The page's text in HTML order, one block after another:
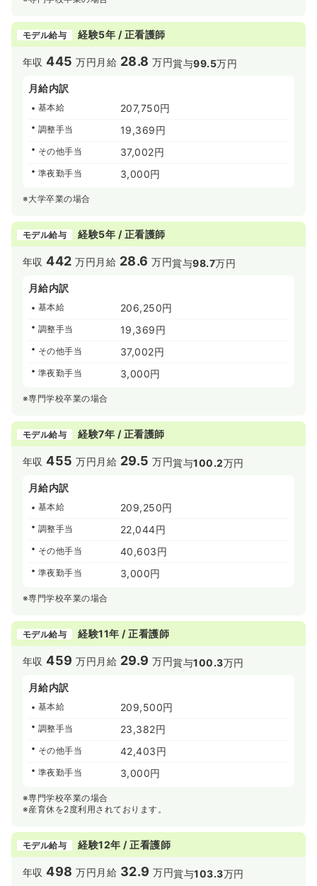
モデル給与 経験5年 / 正看護師
年収445 万円 月給 28.8 万円賞与99.5万円
月給内訳
基本給 207,750円
調整手当 19,369円
その他手当 37,002円
準夜勤手当 3,000円
※大学卒業の場合
モデル給与 経験5年 / 正看護師
年収442 万円 月給 28.6 万円賞与98.7万円
月給内訳
基本給 206,250円
調整手当 19,369円
その他手当 37,002円
準夜勤手当 3,000円
※専門学校卒業の場合
モデル給与 経験7年 / 正看護師
年収455 万円 月給 29.5 万円賞与100.2万円
月給内訳
基本給 209,250円
調整手当 22,044円
その他手当 40,603円
準夜勤手当 3,000円
※専門学校卒業の場合
モデル給与 経験11年 / 正看護師
年収459 万円 月給 29.9 万円賞与100.3万円
月給内訳
基本給 209,500円
調整手当 23,382円
その他手当 42,403円
準夜勤手当 3,000円
※専門学校卒業の場合
※産育休を2度利用されております。
モデル給与 経験12年 / 正看護師
年収498 万円 月給 32.9 万円賞与103.3万円